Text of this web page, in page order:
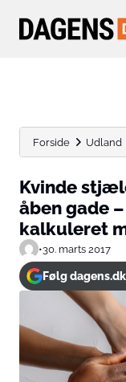
Forside Udland
Kvinde
åben gade
kalkuleret
•30. marts 2017
Følg